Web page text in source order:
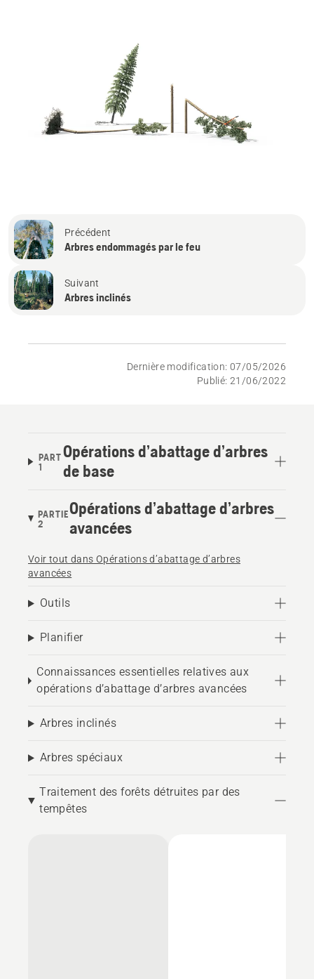
Précédent
Arbres endommagés par le feu
Suivant
Arbres inclinés
Dernière modification: 07/05/2026
Publié: 21/06/2022
PART
1
Opérations d’abattage d’arbres
de base
PARTIE
2
Opérations d’abattage d’arbres
avancées
Voir tout dans Opérations d’abattage d’arbres
avancées
Outils
Planifier
Connaissances essentielles relatives aux
opérations d’abattage d’arbres avancées
Arbres inclinés
Arbres spéciaux
Traitement des forêts détruites par des
tempêtes